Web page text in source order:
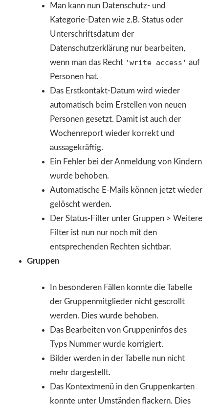
Man kann nun Datenschutz- und
Kategorie-Daten wie z.B. Status oder
Unterschriftsdatum der
Datenschutzerklärung nur bearbeiten,
wenn man das Recht 'write access' auf
Personen hat.
Das Erstkontakt-Datum wird wieder
automatisch beim Erstellen von neuen
Personen gesetzt. Damit ist auch der
Wochenreport wieder korrekt und
aussagekräftig.
Ein Fehler bei der Anmeldung von Kindern
wurde behoben.
Automatische E-Mails können jetzt wieder
gelöscht werden.
Der Status-Filter unter Gruppen > Weitere
Filter ist nun nur noch mit den
entsprechenden Rechten sichtbar.
Gruppen
In besonderen Fällen konnte die Tabelle
der Gruppenmitglieder nicht gescrollt
werden. Dies wurde behoben.
Das Bearbeiten von Gruppeninfos des
Typs Nummer wurde korrigiert.
Bilder werden in der Tabelle nun nicht
mehr dargestellt.
Das Kontextmenü in den Gruppenkarten
konnte unter Umständen flackern. Dies